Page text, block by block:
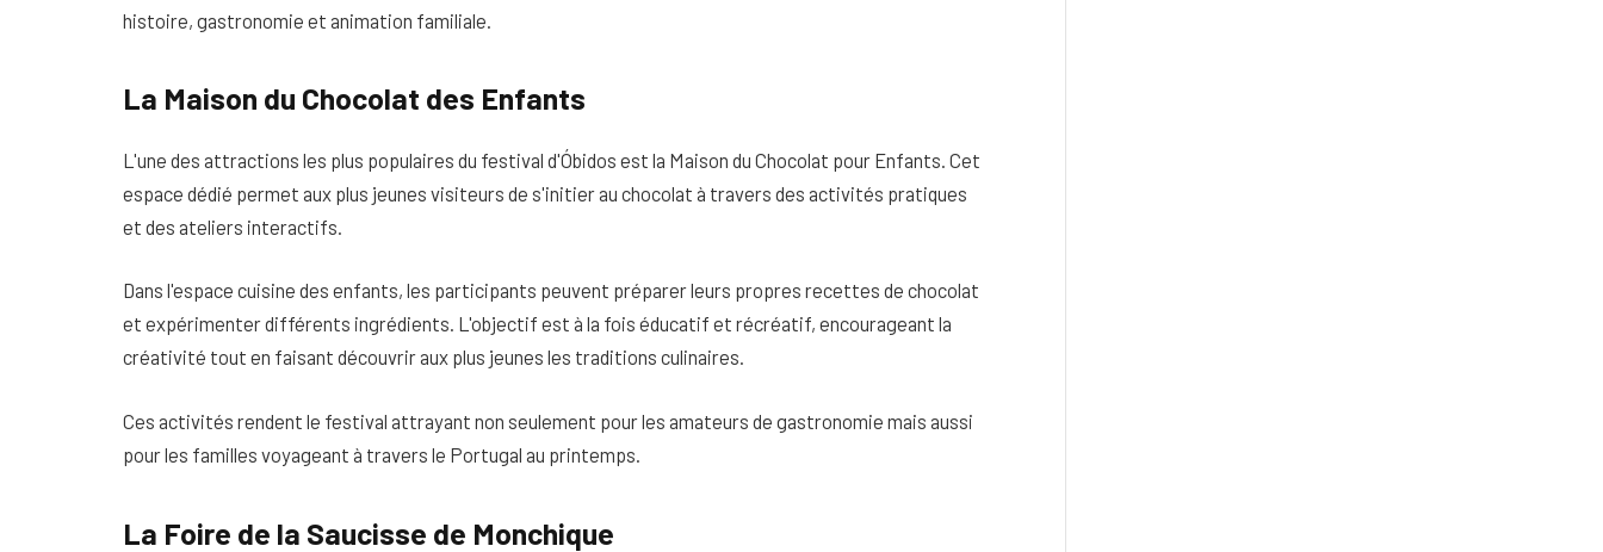
histoire, gastronomie et animation familiale.
La Maison du Chocolat des Enfants
L'une des attractions les plus populaires du festival d'Óbidos est la Maison du Chocolat pour Enfants. Cet
espace dédié permet aux plus jeunes visiteurs de s'initier au chocolat à travers des activités pratiques
et des ateliers interactifs.
Dans l'espace cuisine des enfants, les participants peuvent préparer leurs propres recettes de chocolat
et expérimenter différents ingrédients. L'objectif est à la fois éducatif et récréatif, encourageant la
créativité tout en faisant découvrir aux plus jeunes les traditions culinaires.
Ces activités rendent le festival attrayant non seulement pour les amateurs de gastronomie mais aussi
pour les familles voyageant à travers le Portugal au printemps.
La Foire de la Saucisse de Monchique